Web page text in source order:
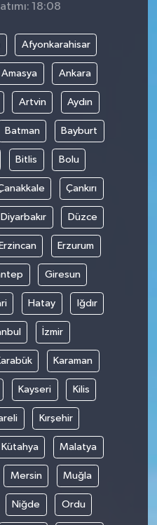
18:08
Afyonkarahisar
Amasya Ankara
Artvin Aydın
Batman Bayburt
Bitlis Bolu
Çankırı
Diyarbakır Düzce
Erzincan Erzurum
Giresun
Hatay Iğdır
İzmir
Karaman
Kayseri Kilis
Kırşehir
Kütahya Malatya
Mersin Muğla
Niğde Ordu